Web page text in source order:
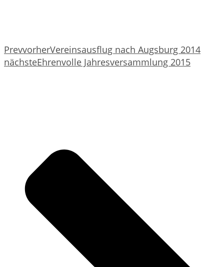
PrevvorherVereinsausflug nach Augsburg 2014
nächsteEhrenvolle Jahresversammlung 2015